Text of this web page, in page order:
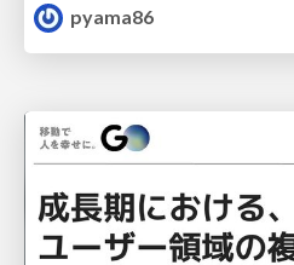
pyama86